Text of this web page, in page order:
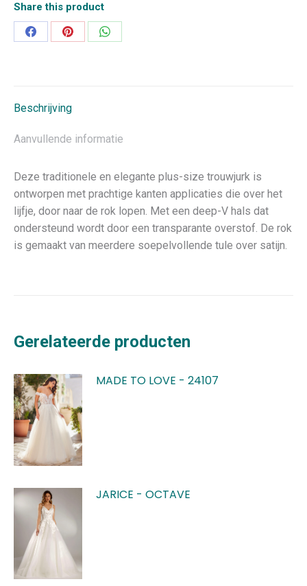
Share this product
Deel
Deel
Deel
Beschrijving
Aanvullende informatie
Deze traditionele en elegante plus-size trouwjurk is
ontworpen met prachtige kanten applicaties die over het
lijfje, door naar de rok lopen. Met een deep-V hals dat
ondersteund wordt door een transparante overstof. De rok
is gemaakt van meerdere soepelvollende tule over satijn.
Gerelateerde producten
MADE TO LOVE - 24107
JARICE - OCTAVE